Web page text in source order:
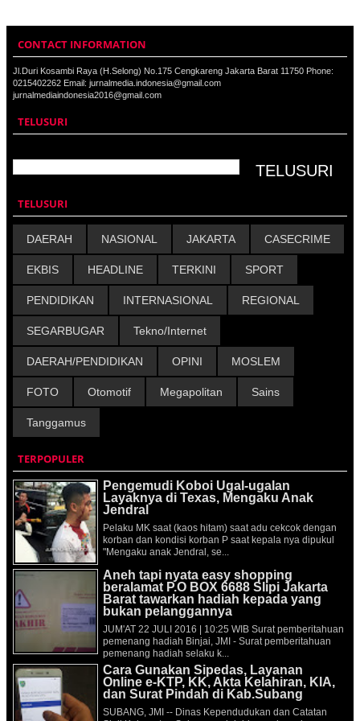
CONTACT INFORMATION
Jl.Duri Kosambi Raya (H.Selong) No.175 Cengkareng Jakarta Barat 11750 Phone:
0215402262 Email: jurnalmedia.indonesia@gmail.com
jurnalmediaindonesia2016@gmail.com
TELUSURI
TELUSURI
DAERAH NASIONAL JAKARTA CASECRIME
EKBIS HEADLINE TERKINI SPORT
PENDIDIKAN INTERNASIONAL REGIONAL
SEGARBUGAR Tekno/Internet
DAERAH/PENDIDIKAN OPINI MOSLEM
FOTO Otomotif Megapolitan Sains
Tanggamus
TERPOPULER
Pengemudi Koboi Ugal-ugalan
Layaknya di Texas, Mengaku Anak
Jendral
Pelaku MK saat (kaos hitam) saat adu cekcok dengan
korban dan kondisi korban P saat kepala nya dipukul
"Mengaku anak Jendral, se...
Aneh tapi nyata easy shopping
beralamat P.O BOX 6688 Slipi Jakarta
Barat tawarkan hadiah kepada yang
bukan pelanggannya
JUM'AT 22 JULI 2016 | 10:25 WIB Surat pemberitahuan
pemenang hadiah Binjai, JMI - Surat pemberitahuan
pemenang hadiah selaku k...
Cara Gunakan Sipedas, Layanan
Online e-KTP, KK, Akta Kelahiran, KIA,
dan Surat Pindah di Kab.Subang
SUBANG, JMI -- Dinas Kependudukan dan Catatan